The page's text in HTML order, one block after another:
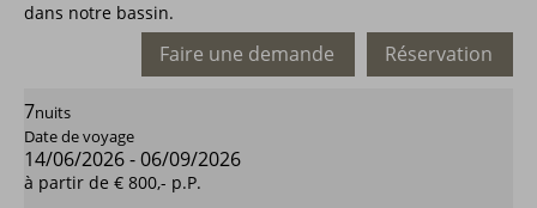
dans notre bassin.
Réservation
Faire une demande
7nuits
Date de voyage
14/06/2026-06/09/2026
à partir de € 800,- p.P.